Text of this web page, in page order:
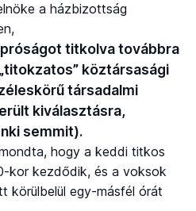
a házbizottság
titkolva továbbra
köztársasági
társadalmi
kiválasztásra,
semmit).
hogy a keddi titkos
kor kezdődik, és a voksok
körülbelül egy-másfél órát